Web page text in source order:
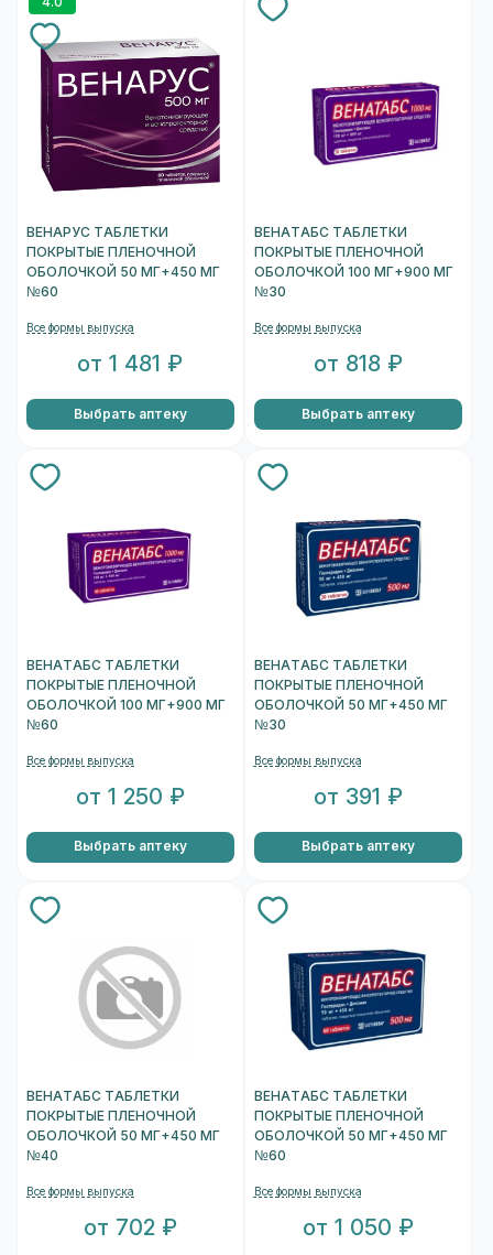
ВЕНАРУС ТАБЛЕТКИ
ПОКРЫТЫЕ ПЛЕНОЧНОЙ
ОБОЛОЧКОЙ 50 МГ+450 МГ
№60
Все формы выпуска
от 1 481 ₽
Выбрать аптеку
ВЕНАТАБС ТАБЛЕТКИ
ПОКРЫТЫЕ ПЛЕНОЧНОЙ
ОБОЛОЧКОЙ 100 МГ+900 МГ
№30
Все формы выпуска
от 818 ₽
Выбрать аптеку
ВЕНАТАБС ТАБЛЕТКИ
ПОКРЫТЫЕ ПЛЕНОЧНОЙ
ОБОЛОЧКОЙ 100 МГ+900 МГ
№60
Все формы выпуска
от 1 250 ₽
Выбрать аптеку
ВЕНАТАБС ТАБЛЕТКИ
ПОКРЫТЫЕ ПЛЕНОЧНОЙ
ОБОЛОЧКОЙ 50 МГ+450 МГ
№30
Все формы выпуска
от 391 ₽
Выбрать аптеку
ВЕНАТАБС ТАБЛЕТКИ
ПОКРЫТЫЕ ПЛЕНОЧНОЙ
ОБОЛОЧКОЙ 50 МГ+450 МГ
№40
Все формы выпуска
от 702 ₽
ВЕНАТАБС ТАБЛЕТКИ
ПОКРЫТЫЕ ПЛЕНОЧНОЙ
ОБОЛОЧКОЙ 50 МГ+450 МГ
№60
Все формы выпуска
от 1 050 ₽